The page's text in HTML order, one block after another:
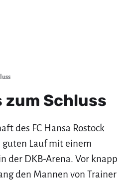
Schluss
des FC Hansa Rostock
Lauf mit einem
der DKB-Arena. Vor knapp
den Mannen von Trainer